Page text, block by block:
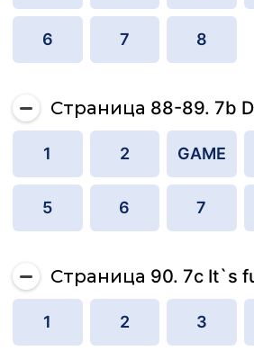
6 7 8
Страница 88-89. 7b
1 2 GAME
5 6 7
Страница 90. 7c It`s
1 2 3